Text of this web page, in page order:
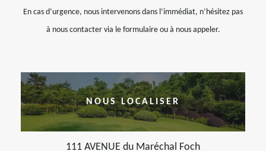
En cas d’urgence, nous intervenons dans l’immédiat, n’hésitez pas
à nous contacter via le formulaire ou à nous appeler.
NOUS LOCALISER
111 AVENUE du Maréchal Foch